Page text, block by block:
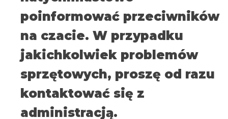
poinformować przeciwników
na czacie. W przypadku
jakichkolwiek problemów
sprzętowych, proszę od razu
kontaktować się z
administracją.